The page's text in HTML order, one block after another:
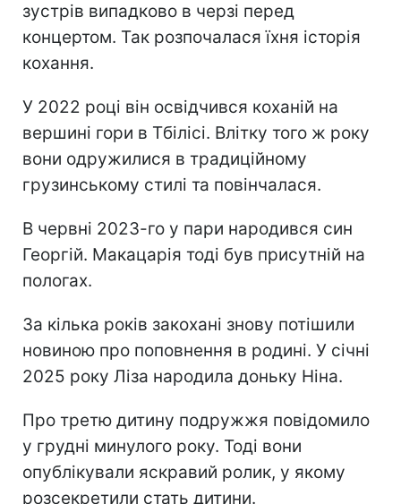
зустрів випадково в черзі перед
концертом. Так розпочалася їхня історія
кохання.
У 2022 році він освідчився коханій на
вершині гори в Тбілісі. Влітку того ж року
вони одружилися в традиційному
грузинському стилі та повінчалася.
В червні 2023-го у пари народився син
Георгій. Макацарія тоді був присутній на
пологах.
За кілька років закохані знову потішили
новиною про поповнення в родині. У січні
2025 року Ліза народила доньку Ніна.
Про третю дитину подружжя повідомило
у грудні минулого року. Тоді вони
опублікували яскравий ролик, у якому
розсекретили стать дитини.